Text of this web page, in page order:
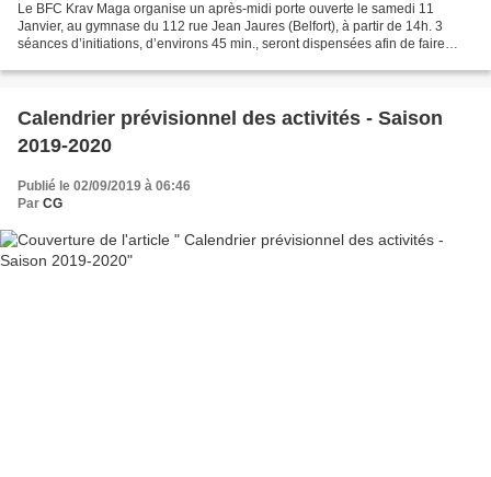
Le BFC Krav Maga organise un après-midi porte ouverte le samedi 11
Janvier, au gymnase du 112 rue Jean Jaures (Belfort), à partir de 14h. 3
séances d’initiations, d’environs 45 min., seront dispensées afin de faire
Calendrier prévisionnel des activités - Saison
2019-2020
Publié le 02/09/2019 à 06:46
Par CG